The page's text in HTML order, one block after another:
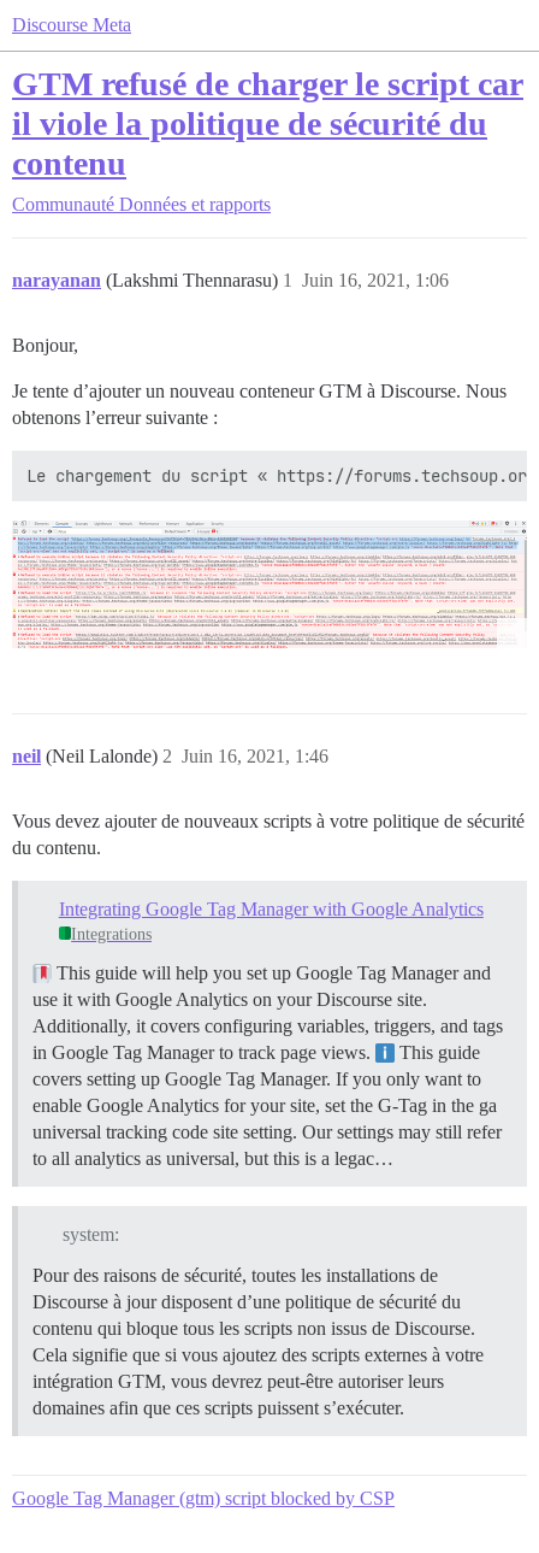
Discourse Meta
GTM refusé de charger le script car
il viole la politique de sécurité du
contenu
Communauté Données et rapports
narayanan (Lakshmi Thennarasu) Juin 16, 2021, 1:06
1
Bonjour,
Je tente d’ajouter un nouveau conteneur GTM à Discourse. Nous
obtenons l’erreur suivante :
neil (Neil Lalonde) Juin 16, 2021, 1:46
2
Vous devez ajouter de nouveaux scripts à votre politique de sécurité
du contenu.
Integrating Google Tag Manager with Google Analytics
Integrations
This guide will help you set up Google Tag Manager and
use it with Google Analytics on your Discourse site.
Additionally, it covers configuring variables, triggers, and tags
in Google Tag Manager to track page views.
This guide
covers setting up Google Tag Manager. If you only want to
enable Google Analytics for your site, set the G-Tag in the ga
universal tracking code site setting. Our settings may still refer
to all analytics as universal, but this is a legac…
system:
Pour des raisons de sécurité, toutes les installations de
Discourse à jour disposent d’une politique de sécurité du
contenu qui bloque tous les scripts non issus de Discourse.
Cela signifie que si vous ajoutez des scripts externes à votre
intégration GTM, vous devrez peut-être autoriser leurs
domaines afin que ces scripts puissent s’exécuter.
Google Tag Manager (gtm) script blocked by CSP